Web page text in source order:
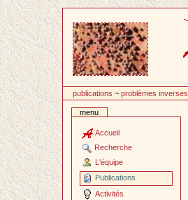
contenu
publications ~problèmes inverses
menu
Accueil
Recherche
L'équipe
Publications
Activités